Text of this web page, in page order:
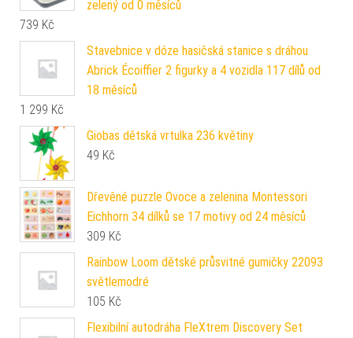
zelený od 0 měsíců
739 Kč
Stavebnice v dóze hasičská stanice s dráhou
Abrick Écoiffier 2 figurky a 4 vozidla 117 dílů od
18 měsíců
1 299 Kč
Giobas dětská vrtulka 236 květiny
49 Kč
Dřevěné puzzle Ovoce a zelenina Montessori
Eichhorn 34 dílků se 17 motivy od 24 měsíců
309 Kč
Rainbow Loom dětské průsvitné gumičky 22093
světlemodré
105 Kč
Flexibilní autodráha FleXtrem Discovery Set